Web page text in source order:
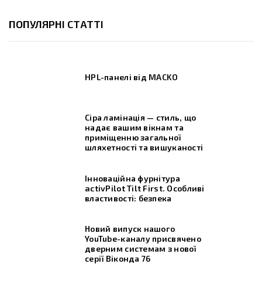
ПОПУЛЯРНІ СТАТТІ
HPL-панелі від MACKO
Сіра ламінація — стиль, що
надає вашим вікнам та
приміщенню загальної
шляхетності та вишуканості
Інноваційна фурнітура
activPilot Tilt First. Особливі
властивості: безпека
Новий випуск нашого
YouTube-каналу присвячено
дверним системам з нової
серії Віконда 76